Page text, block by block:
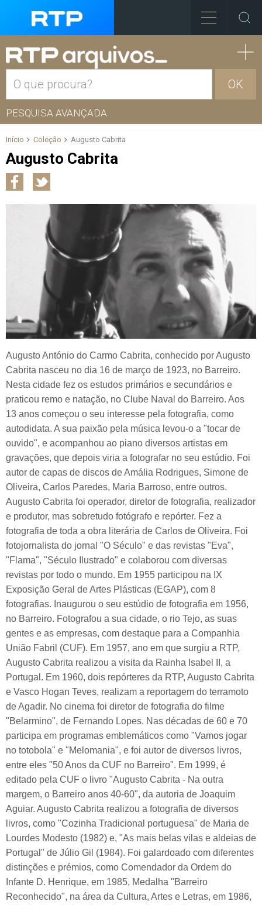
OK
PESQUISA AVANÇADA
Início Coleção Augusto Cabrita
Augusto Cabrita
Augusto António do Carmo Cabrita, conhecido por Augusto
Cabrita nasceu no dia 16 de março de 1923, no Barreiro.
Nesta cidade fez os estudos primários e secundários e
praticou remo e natação, no Clube Naval do Barreiro. Aos
13 anos começou o seu interesse pela fotografia, como
autodidata. A sua paixão pela música levou-o a "tocar de
ouvido", e acompanhou ao piano diversos artistas em
gravações, que depois viria a fotografar no seu estúdio. Foi
autor de capas de discos de Amália Rodrigues, Simone de
Oliveira, Carlos Paredes, Maria Barroso, entre outros.
Augusto Cabrita foi operador, diretor de fotografia, realizador
e produtor, mas sobretudo fotógrafo e repórter. Fez a
fotografia de toda a obra literária de Carlos de Oliveira. Foi
fotojornalista do jornal "O Século" e das revistas "Eva",
"Flama", "Século Ilustrado" e colaborou com diversas
revistas por todo o mundo. Em 1955 participou na IX
Exposição Geral de Artes Plásticas (EGAP), com 8
fotografias. Inaugurou o seu estúdio de fotografia em 1956,
no Barreiro. Fotografou a sua cidade, o rio Tejo, as suas
gentes e as empresas, com destaque para a Companhia
União Fabril (CUF). Em 1957, ano em que surgiu a RTP,
Augusto Cabrita realizou a visita da Rainha Isabel II, a
Portugal. Em 1960, dois repórteres da RTP, Augusto Cabrita
e Vasco Hogan Teves, realizam a reportagem do terramoto
de Agadir. No cinema foi diretor de fotografia do filme
"Belarmino", de Fernando Lopes. Nas décadas de 60 e 70
participa em programas emblemáticos como "Vamos jogar
no totobola" e "Melomania", e foi autor de diversos livros,
entre eles "50 Anos da CUF no Barreiro". Em 1999, é
editado pela CUF o livro "Augusto Cabrita - Na outra
margem, o Barreiro anos 40-60", da autoria de Joaquim
Aguiar. Augusto Cabrita realizou a fotografia de diversos
livros, como "Cozinha Tradicional portuguesa" de Maria de
Lourdes Modesto (1982) e, "As mais belas vilas e aldeias de
Portugal" de Júlio Gil (1984). Foi galardoado com diferentes
distinções e prémios, como Comendador da Ordem do
Infante D. Henrique, em 1985, Medalha "Barreiro
Reconhecido", na área da Cultura, Artes e Letras, em 1986,